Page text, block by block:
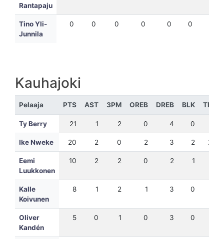
Rantapaju
Tino Yli-
Junnila
0 0 0 0 0 0
Kauhajoki
Pelaaja PTS AST 3PM OREB DREB BLK TEH
Ty Berry 21 1 2 0 4 0
Ike Nweke 20 2 0 2 3 2 24
Eemi
Luukkonen
10 2 2 0 2 1
Kalle
Koivunen
8 1 2 1 3 0
Oliver
Kandén
5 0 1 0 3 0